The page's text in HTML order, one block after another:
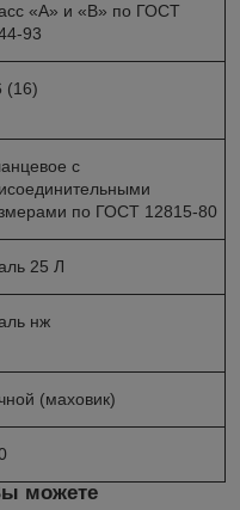
«А» и «В» по ГОСТ
93
(16)
с
по ГОСТ 12815-80
25 Л
нж
(маховик)
можете